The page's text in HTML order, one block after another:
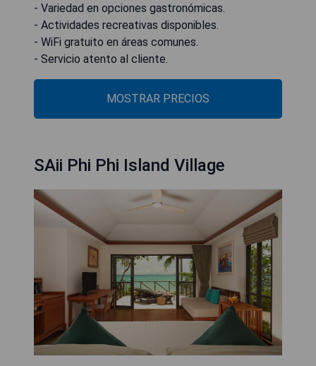
- Variedad en opciones gastronómicas.
- Actividades recreativas disponibles.
- WiFi gratuito en áreas comunes.
- Servicio atento al cliente.
MOSTRAR PRECIOS
SAii Phi Phi Island Village